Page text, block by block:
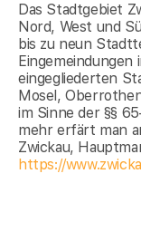
Das Stadtgebiet
Nord, West und
bis zu neun
eingegliederten
Mosel,
im Sinne der §§
mehr erfärt man
Zwickau,
https://